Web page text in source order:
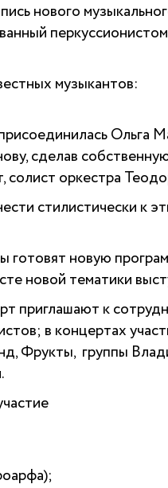
нового
музыкантов:
Ольга
сделав
солист оркестра
стилистически к
готовят новую
новой тематики
приглашают к
в концертах
Фрукты, группы